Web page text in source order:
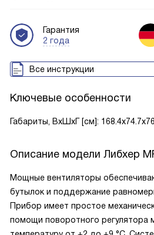
Гарантия
2 года
Все инструкции
Ключевые особенности
Габариты, ВxШxГ [см]:
Описание модели Либхер
Мощные вентиляторы
бутылок и поддержание
Прибор имеет простое
помощи поворотного регулятора